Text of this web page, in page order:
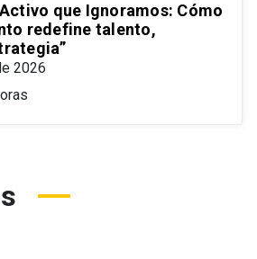
que Ignoramos: Cómo
redefine talento,
2026